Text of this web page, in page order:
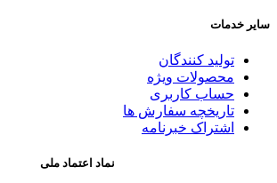
سایر خدمات
تولید کنندگان
محصولات ویژه
حساب کاربری
تاریخچه سفارش ها
اشتراک خبرنامه
نماد اعتماد ملی